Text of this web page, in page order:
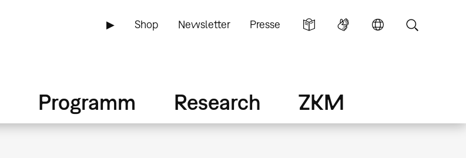
▶ Shop Newsletter Presse
Programm Research ZKM